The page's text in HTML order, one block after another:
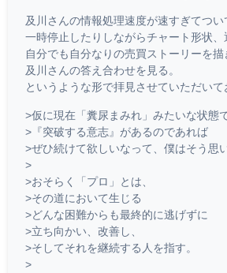
及川さんの情報処理速度が速すぎてつ
一時停止したりしながらチャート形状、
自分でも自分なりの売買ストーリーを描
及川さんの答え合わせを見る。
というような形で拝見させていただいて
>仮に現在「糞尿まみれ」みたいな状態
>『突破する意志』があるのであれば
>ぜひ続けて欲しいなって、僕はそう思い
>
>おそらく「プロ」とは、
>その道において生じる
>どんな困難からも最終的に逃げずに
>立ち向かい、改善し、
>そしてそれを継続する人を指す。
>